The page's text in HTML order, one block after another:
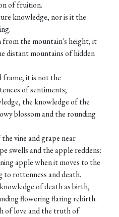
of fruition.
knowledge, nor is it the
the mountain's height, it
distant mountains of hidden
frame, it is not the
of sentiments;
the knowledge of the
blossom and the rounding
vine and grape near
swells and the apple reddens:
apple when it moves to the
rottenness and death.
of death as birth,
flowering flaring rebirth.
of love and the truth of